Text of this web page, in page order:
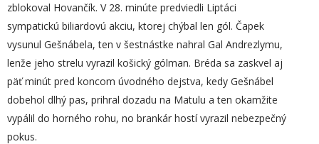
zblokoval Hovančík. V 28. minúte predviedli Liptáci
sympatickú biliardovú akciu, ktorej chýbal len gól. Čapek
vysunul Gešnábela, ten v šestnástke nahral Gal Andrezlymu,
lenže jeho strelu vyrazil košický gólman. Bréda sa zaskvel aj
päť minút pred koncom úvodného dejstva, kedy Gešnábel
dobehol dlhý pas, prihral dozadu na Matulu a ten okamžite
vypálil do horného rohu, no brankár hostí vyrazil nebezpečný
pokus.